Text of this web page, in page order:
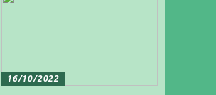
16/10/2022